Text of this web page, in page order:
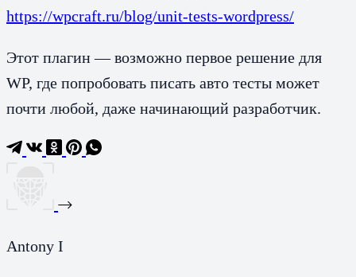
https://wpcraft.ru/blog/unit-tests-wordpress/
Этот плагин — возможно первое решение для
WP, где попробовать писать авто тесты может
почти любой, даже начинающий разработчик.
Antony I